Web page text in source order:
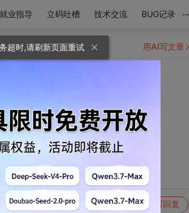
业指导 立码吐槽 技术交流 BUG记录 ...
举报 写回复
用AI写文章
超时,请刷新页面重试